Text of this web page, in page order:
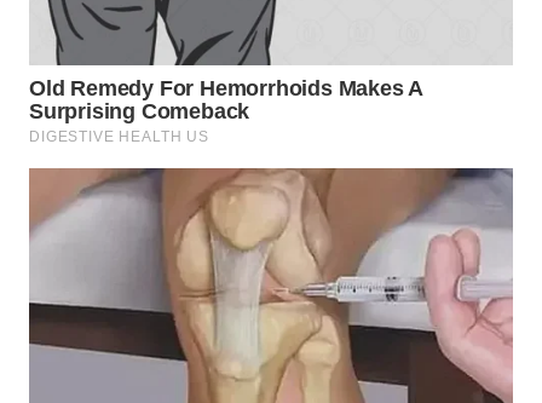
BINTAN
WN
MANDALIKA
WN
LIKUPANG
WN